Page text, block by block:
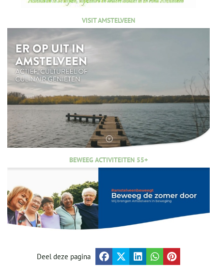
VISIT AMSTELVEEN
BEWEEG ACTIVITEITEN 55+
Deel deze pagina